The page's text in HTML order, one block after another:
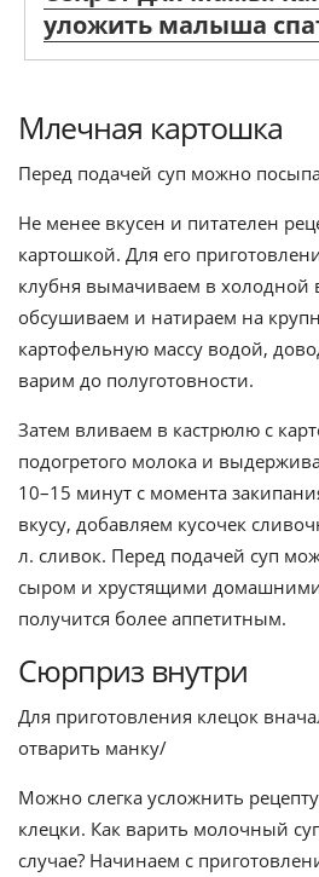
уложить малыша
Млечная картошка
Перед подачей суп можно
Не менее вкусен и питателен
картошкой. Для его
клубня вымачиваем в холодной
обсушиваем и натираем на
картофельную массу водой,
варим до полуготовности.
Затем вливаем в кастрюлю с
подогретого молока и
10–15 минут с момента
вкусу, добавляем кусочек
л. сливок. Перед подачей суп
сыром и хрустящими
получится более аппетитным.
Сюрприз внутри
Для приготовления клецок
отварить манку/
Можно слегка усложнить
клецки. Как варить молочный
случае? Начинаем с